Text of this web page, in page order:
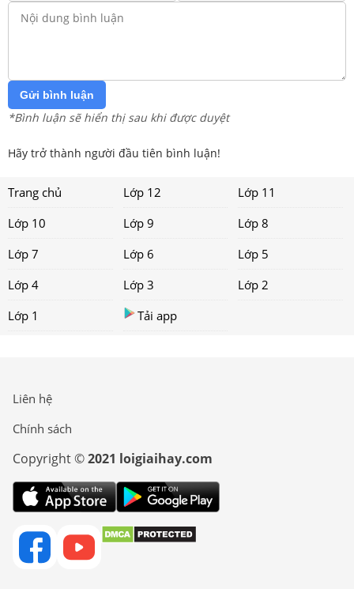
Gửi bình luận
*Bình luận sẽ hiển thị sau khi được duyệt
Hãy trở thành người đầu tiên bình luận!
Trang chủ Lớp 12
Lớp 11
Lớp 10
Lớp 9
Lớp 8
Lớp 7
Lớp 6
Lớp 5
Lớp 4
Lớp 3
Lớp 2
Lớp 1
Tải app
Liên hệ
Chính sách
Copyright ©2021 loigiaihay.com